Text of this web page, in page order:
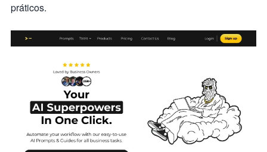
práticos.